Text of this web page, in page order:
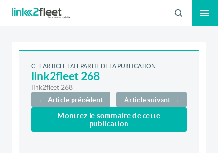
Recherche
CET ARTICLE FAIT PARTIE DE LA PUBLICATION
link2fleet 268
link2fleet 268
← Article précédent
Article suivant →
Montrez le sommaire de cette
publication